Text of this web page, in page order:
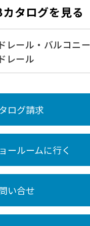
タログを見る
レール・バルコニ
レール
ログ請求
ールームに行く
い合せ